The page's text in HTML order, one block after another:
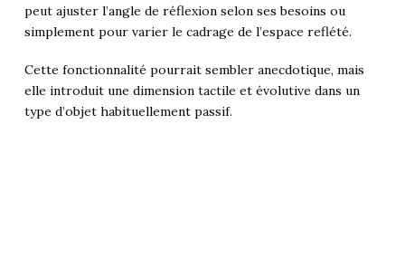
peut ajuster l’angle de réflexion selon ses besoins ou
simplement pour varier le cadrage de l’espace reflété.
Cette fonctionnalité pourrait sembler anecdotique, mais
elle introduit une dimension tactile et évolutive dans un
type d’objet habituellement passif.